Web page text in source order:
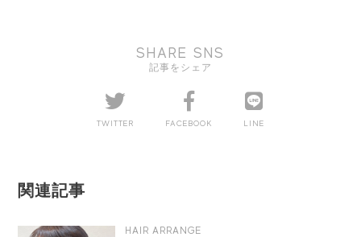
SHARE SNS
記事をシェア
TWITTER FACEBOOK LINE
関連記事
HAIR ARRANGE